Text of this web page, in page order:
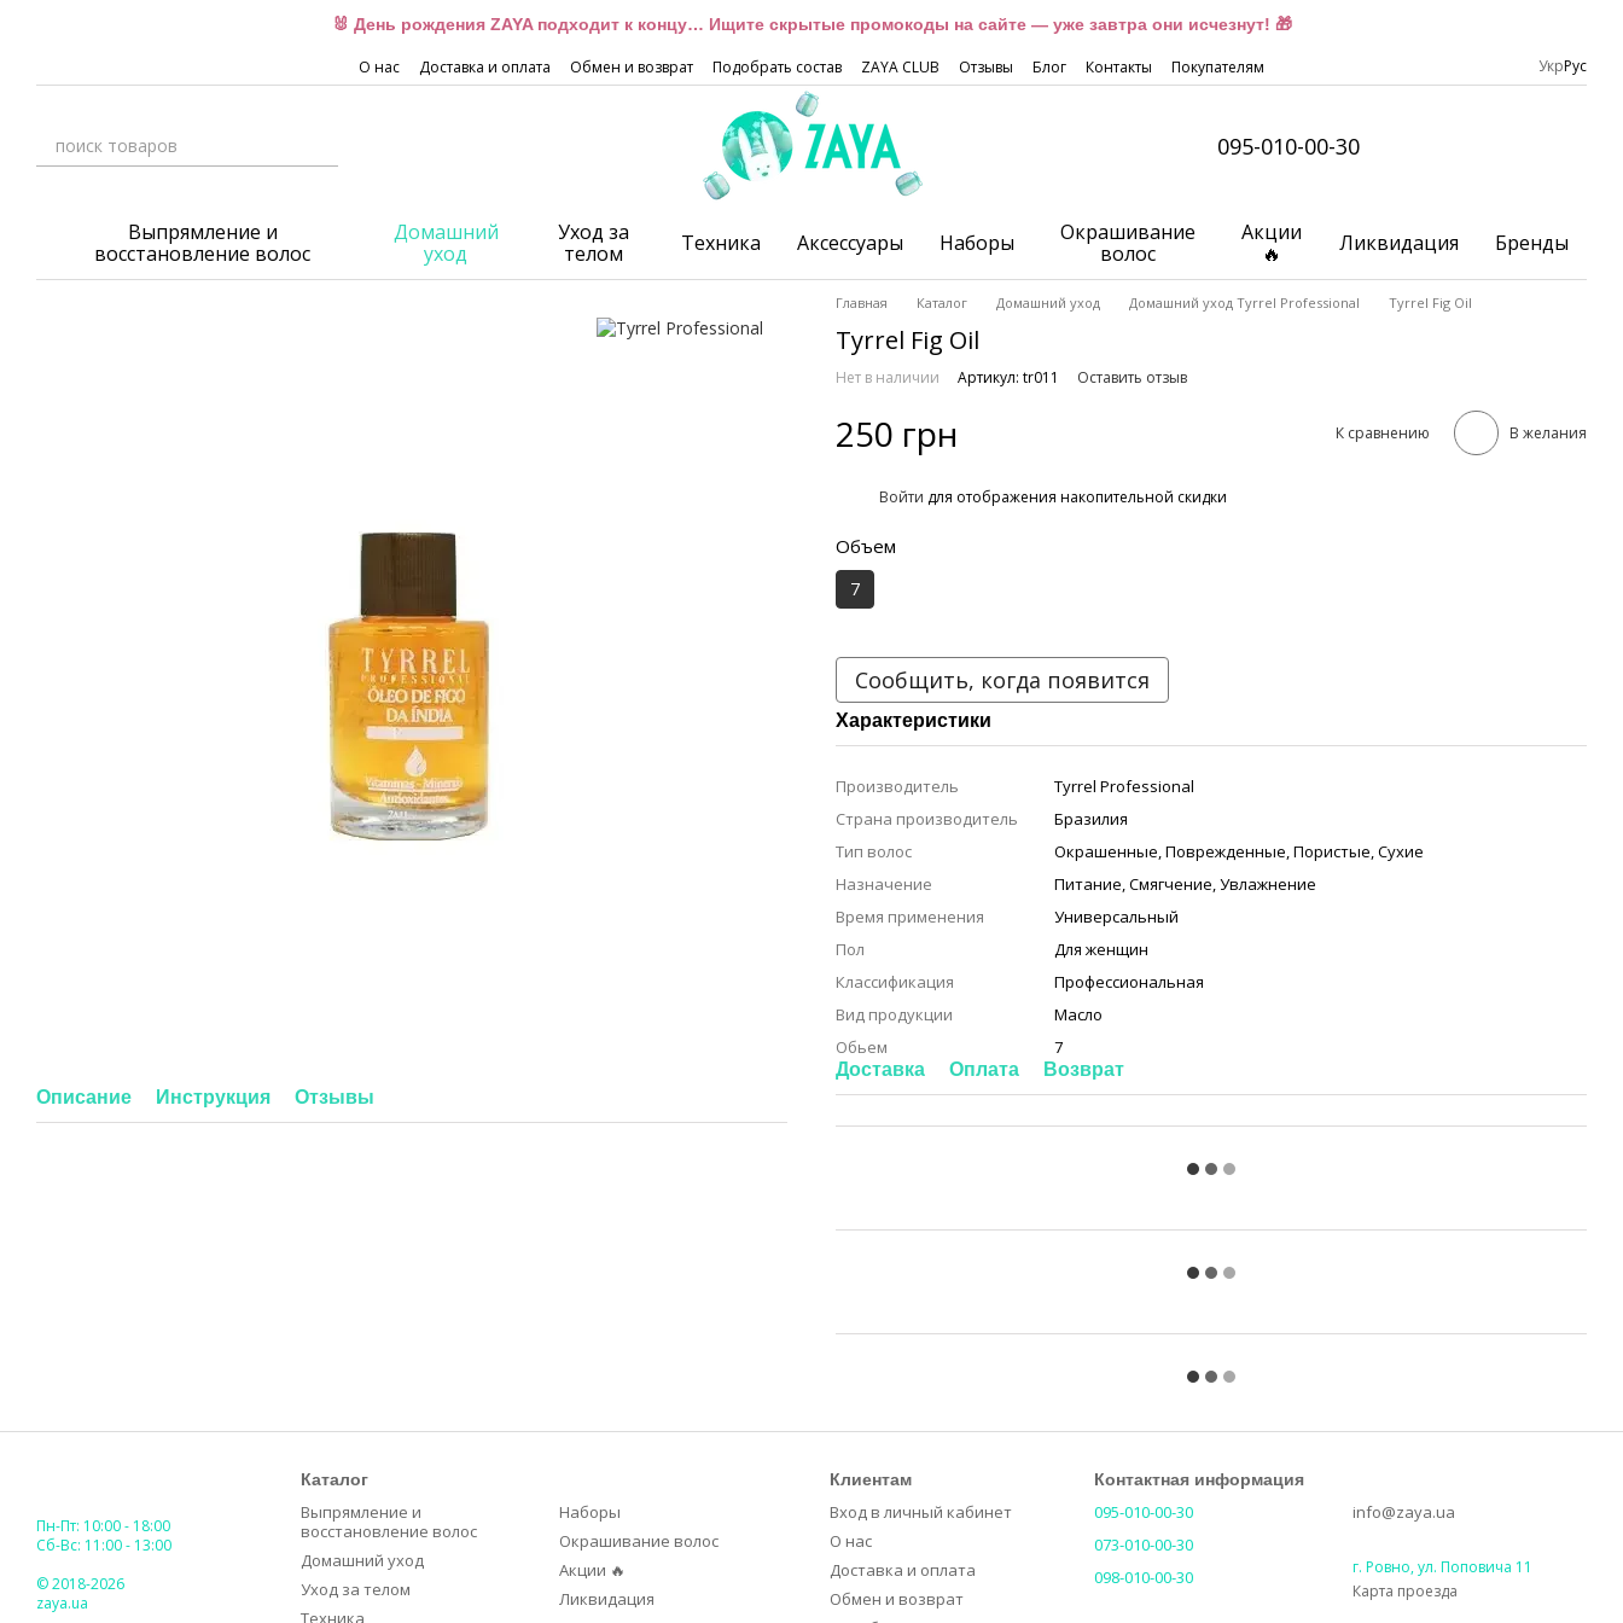
🐰 День рождения ZAYA подходит к концу… Ищите скрытые промокоды на сайте — уже завтра они исчезнут! 🎁
О нас Доставка и оплата Обмен и возврат Подобрать состав ZAYA CLUB Отзывы Блог Контакты Покупателям УкрРус
095-010-00-30
Выпрямление и
восстановление волос
Домашний
уход
Уход за
телом
Техника Аксессуары Наборы
Окрашивание
волос
Акции
🔥
Ликвидация Бренды
Описание Инструкция Отзывы
Главная Каталог Домашний уход Домашний уход Tyrrel Professional Tyrrel Fig Oil
Tyrrel Fig Oil
Нет в наличии Артикул: tr011 Оставить отзыв
250 грн К сравнению В желания
Войти для отображения накопительной скидки
Объем
7
Сообщить, когда появится
Характеристики
Производитель
Tyrrel Professional
Страна производитель
Бразилия
Тип волос
Окрашенные,Поврежденные,Пористые,Сухие
Назначение
Питание,Смягчение,Увлажнение
Время применения
Универсальный
Пол
Для женщин
Классификация
Профессиональная
Вид продукции
Масло
Обьем
7
Доставка Оплата Возврат
Пн-Пт: 10:00 - 18:00
Сб-Вс: 11:00 - 13:00
© 2018-2026
zaya.ua
Каталог
Выпрямление и
восстановление волос
Домашний уход
Уход за телом
Техника
Наборы
Окрашивание волос
Акции 🔥
Ликвидация
Клиентам
Вход в личный кабинет
О нас
Доставка и оплата
Обмен и возврат
Контактная информация
095-010-00-30
073-010-00-30
098-010-00-30
info@zaya.ua
г. Ровно, ул. Поповича 11
Карта проезда